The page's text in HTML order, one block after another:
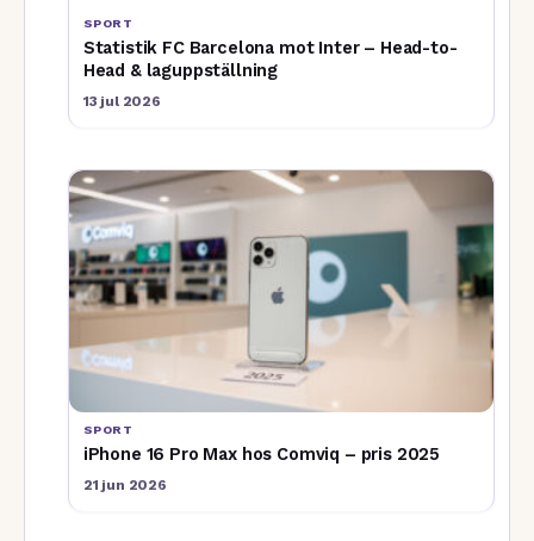
SPORT
Statistik FC Barcelona mot Inter – Head-to-
Head & laguppställning
13 jul 2026
SPORT
iPhone 16 Pro Max hos Comviq – pris 2025
21 jun 2026